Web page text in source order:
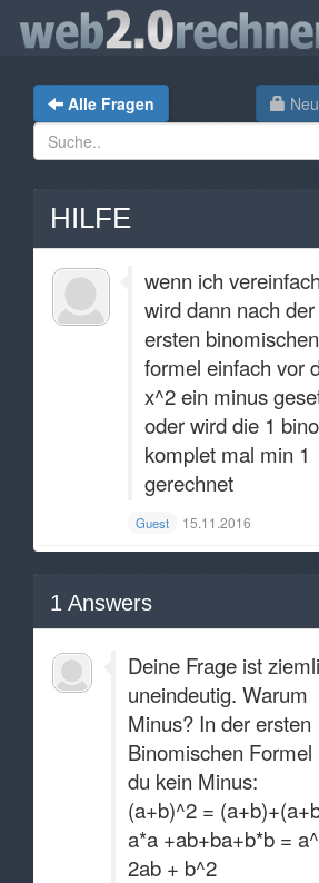
Alle Fragen
HILFE
wenn ich
wird dann nach der
ersten binomischen
formel einfach vor
x^2 ein minus
oder wird die 1 bino
komplet mal min 1
gerechnet
Guest 15.11.2016
1 Answers
Deine Frage ist
uneindeutig. Warum
Minus? In der ersten
Binomischen Formel
du kein Minus:
(a+b)^2 =
a*a +ab+ba+b*b =
2ab + b^2